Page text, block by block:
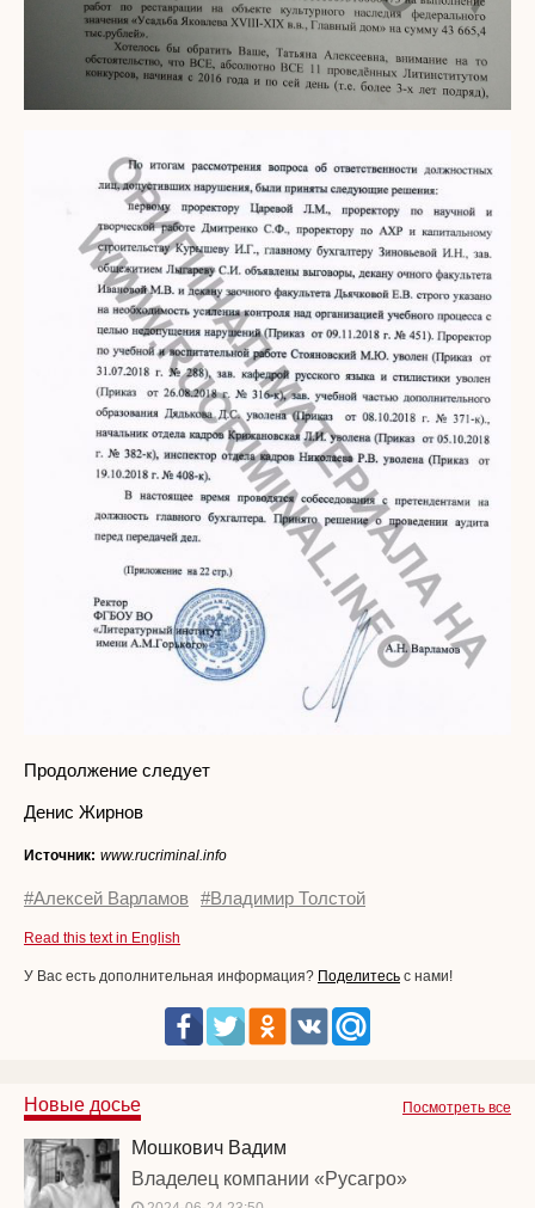
Продолжение следует
Денис Жирнов
Источник: www.rucriminal.info
#Алексей Варламов #Владимир Толстой
Read this text in English
У Вас есть дополнительная информация? Поделитесь с нами!
Посмотреть все
Новые досье
Мошкович Вадим
Владелец компании «Русагро»